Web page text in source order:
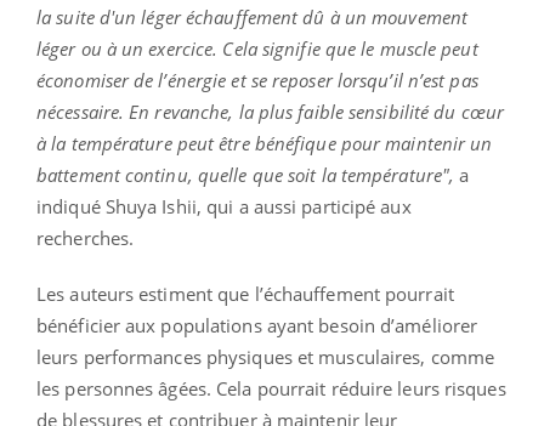
la suite d'un léger échauffement dû à un mouvement
léger ou à un exercice. Cela signifie que le muscle peut
économiser de l’énergie et se reposer lorsqu’il n’est pas
nécessaire. En revanche, la plus faible sensibilité du cœur
à la température peut être bénéfique pour maintenir un
battement continu, quelle que soit la température", a
indiqué Shuya Ishii, qui a aussi participé aux
recherches.
Les auteurs estiment que l’échauffement pourrait
bénéficier aux populations ayant besoin d’améliorer
leurs performances physiques et musculaires, comme
les personnes âgées. Cela pourrait réduire leurs risques
de blessures et contribuer à maintenir leur